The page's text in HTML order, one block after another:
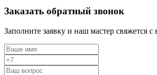
Заказать обратный звонок
Заполните заявку и наш мастер свяжется с